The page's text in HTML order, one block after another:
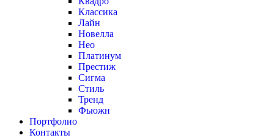
Классика
Лайн
Новелла
Нео
Платинум
Престиж
Сигма
Стиль
Тренд
Фьюжн
Портфолио
Контакты